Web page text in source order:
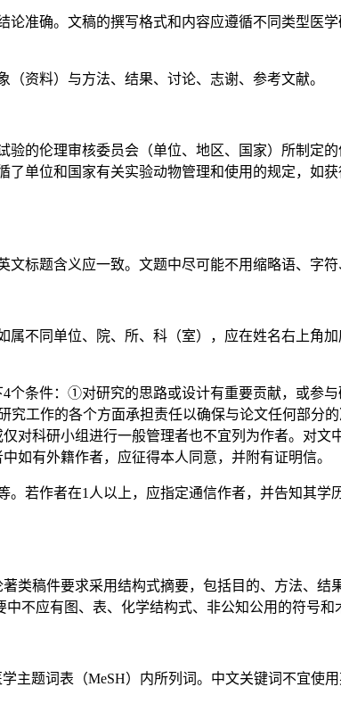
准确。文稿的撰写格式和内容应遵循不同类型医
资料）与方法、结果、讨论、志谢、参考文献。
的伦理审核委员会（单位、地区、国家）所制定
单位和国家有关实验动物管理和使用的规定，如
标题含义应一致。文题中尽可能不用缩略语、字符
不同单位、院、所、科（室），应在姓名右上角
个条件：①对研究的思路或设计有重要贡献，或参
工作的各个方面承担责任以确保与论文任何部分
对科研小组进行一般管理者也不宜列为作者。对文
如有外籍作者，应征得本人同意，并附有证明信。
若作者在1人以上，应指定通信作者，并告知其学
类稿件要求采用结构式摘要，包括目的、方法、结
不应有图、表、化学结构式、非公知公用的符号和
主题词表（MeSH）内所列词。中文关键词不宜使用